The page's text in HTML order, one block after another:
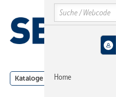
Hauptinhalt
Hauptmenü
SiteSearch
Kataloge Meldungen
Search
Home